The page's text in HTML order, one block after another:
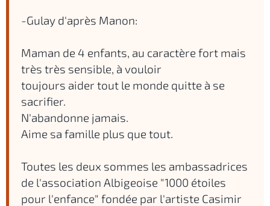
-Gulay d'après Manon:
Maman de 4 enfants, au caractère fort mais
très très sensible, à vouloir
toujours aider tout le monde quitte à se
sacrifier.
N'abandonne jamais.
Aime sa famille plus que tout.
Toutes les deux sommes les ambassadrices
de l'association Albigeoise "1000 étoiles
pour l'enfance" fondée par l'artiste Casimir